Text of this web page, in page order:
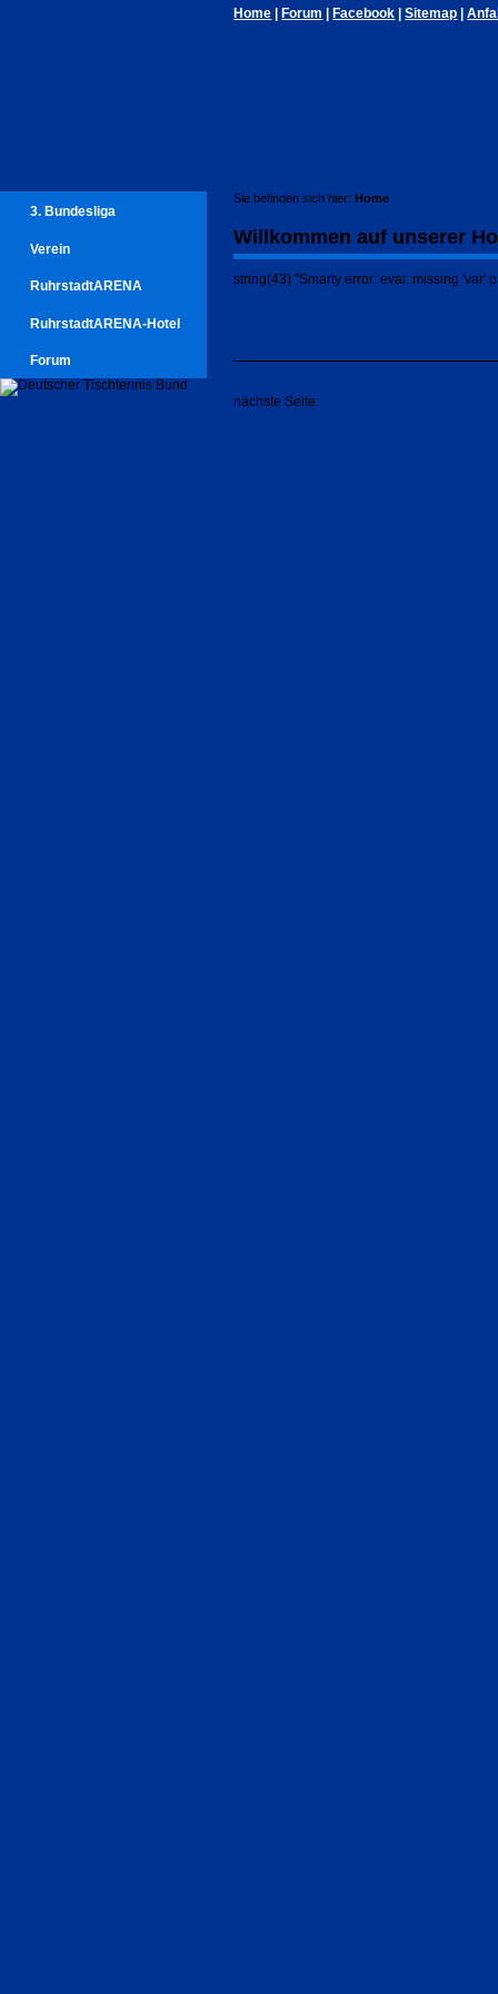
Home Forum Facebook |Sitemap |
3. Bundesliga
Verein
RuhrstadtARENA
RuhrstadtARENA-Hotel
Forum
Sie befinden sich hier: Home
Willkommen auf unserer
string(43) "Smarty error: eval: missing 'var'
nächste Seite: